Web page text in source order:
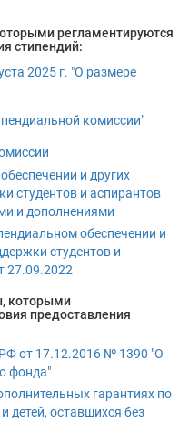
регламентируются
стипендий:
2025 г. "О размере
комиссии"
и других
студентов и аспирантов
и дополнениями
обеспечении и
студентов и
27.09.2022
которыми
предоставления
от 17.12.2016 № 1390 "О
фонда"
гарантиях по
детей, оставшихся без